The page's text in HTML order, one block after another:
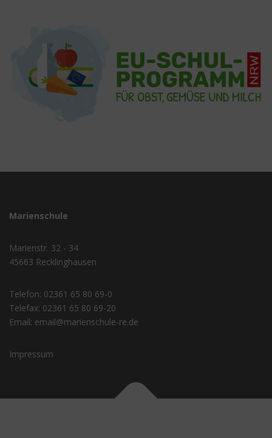
Marienschule
Marienstr. 32 - 34
45663 Recklinghausen
Telefon: 02361 65 80 69-0
Telefax: 02361 65 80 69-20
Email: email@marienschule-re.de
Impressum